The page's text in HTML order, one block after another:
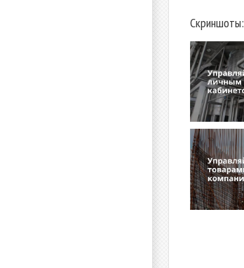
Скриншоты: